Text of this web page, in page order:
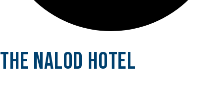
The Nalod Hotel